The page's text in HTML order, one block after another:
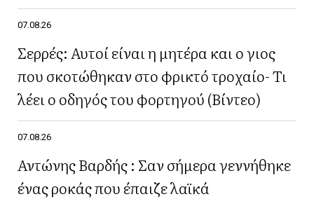
07.08.26
Σερρές: Αυτοί είναι η μητέρα και ο γιος
που σκοτώθηκαν στο φρικτό τροχαίο- Τι
λέει ο οδηγός του φορτηγού (Βίντεο)
07.08.26
Αντώνης Βαρδής : Σαν σήμερα γεννήθηκε
ένας ροκάς που έπαιζε λαϊκά